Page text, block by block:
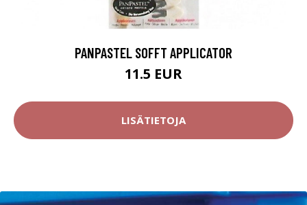
PANPASTEL SOFFT APPLICATOR
11.5 EUR
LISÄTIETOJA